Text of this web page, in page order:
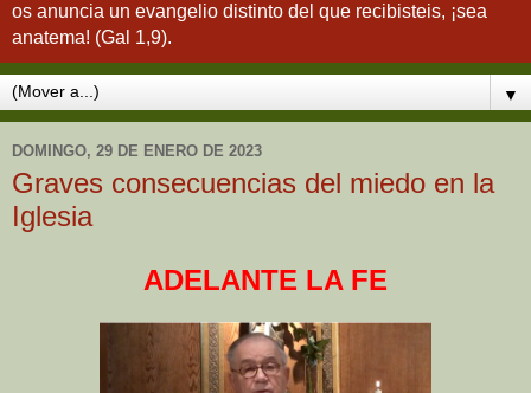
os anuncia un evangelio distinto del que recibisteis, ¡sea
anatema! (Gal 1,9).
▼
DOMINGO, 29 DE ENERO DE 2023
Graves consecuencias del miedo en la
Iglesia
ADELANTE LA FE